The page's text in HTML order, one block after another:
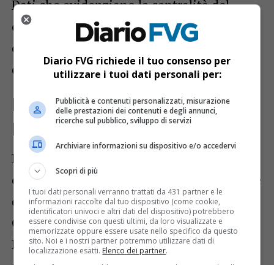
Dati che evidenziano la centralità del
comparto per numerosi settori del welfare
e dei servizi pubblici, nei quali il mondo
cooperativo svolge un ruolo determinante.
Il convegno di Confcooperative
FVG
L’incontro, giunto alla sua
edizione
, è stato introdotto dal presidente
di
Confcooperative FVG Daniele
Castagnavize daFabio Balducci
Romano, in rappresentanza dell’Ordine
Diario FVG richiede il tuo consenso per
utilizzare i tuoi dati personali per:
Pubblicità e contenuti personalizzati, misurazione
delle prestazioni dei contenuti e degli annunci,
ricerche sul pubblico, sviluppo di servizi
Archiviare informazioni su dispositivo e/o accedervi
Scopri di più
I tuoi dati personali verranno trattati da 431 partner e le
informazioni raccolte dal tuo dispositivo (come cookie,
identificatori univoci e altri dati del dispositivo) potrebbero
essere condivise con questi ultimi, da loro visualizzate e
memorizzate oppure essere usate nello specifico da questo
sito. Noi e i nostri partner potremmo utilizzare dati di
localizzazione esatti. Elenco dei partner.